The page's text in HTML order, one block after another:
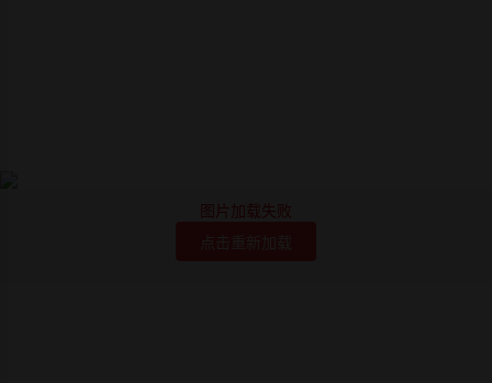
图片加载失败